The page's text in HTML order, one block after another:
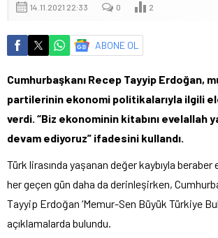
14.11.2021 22:33 0 2
ABONE OL
Cumhurbaşkanı Recep Tayyip Erdoğan,
partilerinin ekonomi politikalarıyla ilgili
verdi. “Biz ekonominin kitabını evelallah
devam ediyoruz” ifadesini kullandı.
Türk lirasında yaşanan değer kaybıyla
her geçen gün daha da derinleşirken,
Tayyip Erdoğan ‘Memur-Sen Büyük Türkiye
açıklamalarda bulundu.